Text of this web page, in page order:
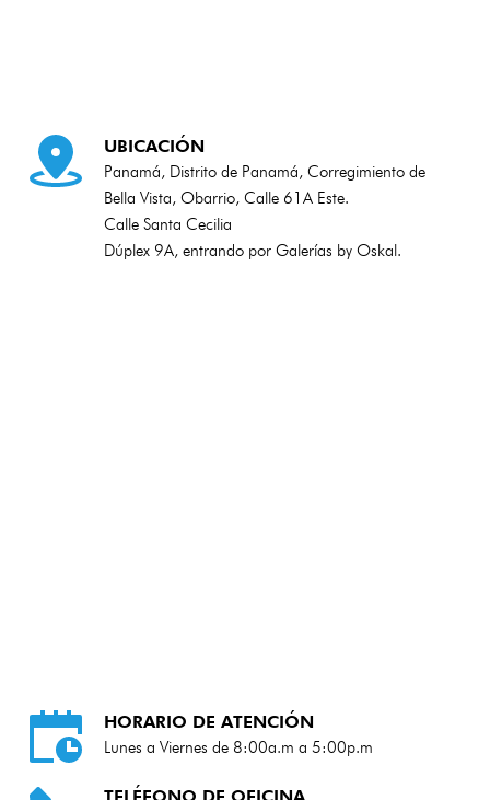
UBICACIÓN
Panamá, Distrito de Panamá, Corregimiento de
Bella Vista, Obarrio, Calle 61A Este.
Calle Santa Cecilia
Dúplex 9A, entrando por Galerías by Oskal.
HORARIO DE ATENCIÓN
Lunes a Viernes de 8:00a.m a 5:00p.m